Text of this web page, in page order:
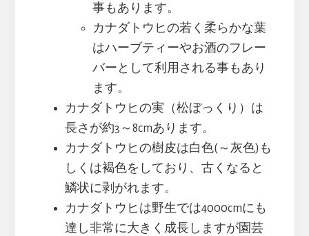
事もあります。
カナダトウヒの若く柔らかな葉
はハーブティーやお酒のフレー
バーとして利用される事もあり
ます。
カナダトウヒの実（松ぼっくり）は
長さが約3～8cmあります。
カナダトウヒの樹皮は白色(～灰色)も
しくは褐色をしており、古くなると
鱗状に剥がれます。
カナダトウヒは野生では4000cmにも
達し非常に大きく成長しますが園芸